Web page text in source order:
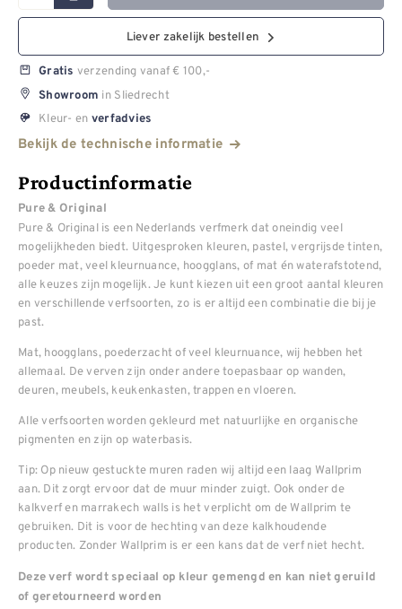
Liever zakelijk bestellen
Gratis verzending vanaf € 100,-
Showroom in Sliedrecht
Kleur- en verfadvies
Bekijk de technische informatie
Productinformatie
Pure & Original
Pure & Original is een Nederlands verfmerk dat oneindig veel
mogelijkheden biedt. Uitgesproken kleuren, pastel, vergrijsde tinten,
poeder mat, veel kleurnuance, hoogglans, of mat én waterafstotend,
alle keuzes zijn mogelijk. Je kunt kiezen uit een groot aantal kleuren
en verschillende verfsoorten, zo is er altijd een combinatie die bij je
past.
Mat, hoogglans, poederzacht of veel kleurnuance, wij hebben het
allemaal. De verven zijn onder andere toepasbaar op wanden,
deuren, meubels, keukenkasten, trappen en vloeren.
Alle verfsoorten worden gekleurd met natuurlijke en organische
pigmenten en zijn op waterbasis.
Tip: Op nieuw gestuckte muren raden wij altijd een laag Wallprim
aan. Dit zorgt ervoor dat de muur minder zuigt. Ook onder de
kalkverf en marrakech walls is het verplicht om de Wallprim te
gebruiken. Dit is voor de hechting van deze kalkhoudende
producten. Zonder Wallprim is er een kans dat de verf niet hecht.
Deze verf wordt speciaal op kleur gemengd en kan niet geruild
of geretourneerd worden